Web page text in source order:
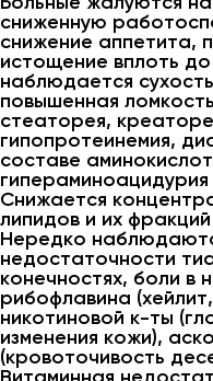
сниженную
снижение аппетита,
истощение вплоть до
наблюдается
повышенная
стеаторея,
гипопротеинемия,
составе
Снижается
липидов и их
Нередко
недостаточности
конечностях, боли в
рибофлавина
никотиновой к-ты
изменения кожи),
(кровоточивость